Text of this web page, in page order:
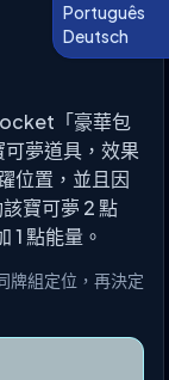
Português
Deutsch
「豪華包
夢道具，效果
位置，並且因
寶可夢 2 點
1 點能量。
牌組定位，再決定